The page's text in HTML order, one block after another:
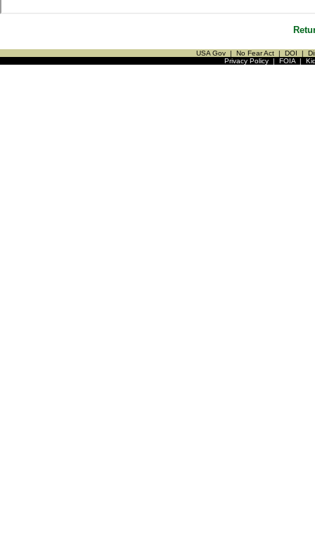
USA Gov | No Fear Act | DOI |
Privacy Policy| FOIA|